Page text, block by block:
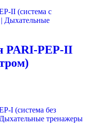
PARI-PEP-II